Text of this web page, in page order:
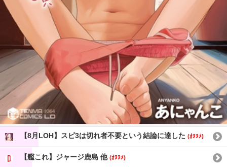
【8月LOH】スピ3は切れ者不要という結論に達した (ｵﾇﾇﾒ)
【艦これ】ジャージ鹿島 他 (ｵﾇﾇﾒ)